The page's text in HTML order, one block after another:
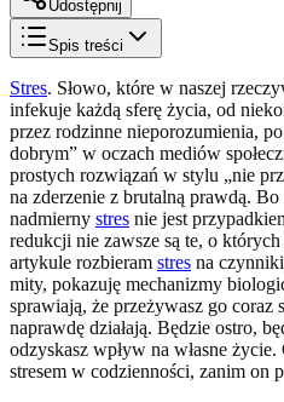
Udostępnij
Spis treści
Stres. Słowo, które w naszej
infekuje każdą sferę życia, od
przez rodzinne nieporozumienia,
dobrym” w oczach mediów
prostych rozwiązań w stylu „nie
na zderzenie z brutalną prawdą.
nadmierny stres nie jest
redukcji nie zawsze są te, o
artykule rozbieram stres na
mity, pokazuję mechanizmy
sprawiają, że przeżywasz go
naprawdę działają. Będzie ostro,
odzyskasz wpływ na własne
stresem w codzienności, zanim on